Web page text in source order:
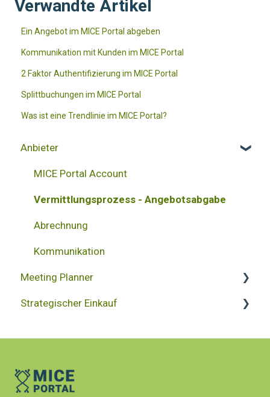
Verwandte Artikel
Ein Angebot im MICE Portal abgeben
Kommunikation mit Kunden im MICE Portal
2 Faktor Authentifizierung im MICE Portal
Splittbuchungen im MICE Portal
Was ist eine Trendlinie im MICE Portal?
Anbieter
MICE Portal Account
Vermittlungsprozess - Angebotsabgabe
Abrechnung
Kommunikation
Meeting Planner
Projekterstellung
Datenbank
Strategischer Einkauf